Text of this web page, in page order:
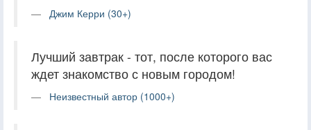
Джим Керри (30+)
Лучший завтрак - тот, после которого вас
ждет знакомство с новым городом!
Неизвестный автор (1000+)